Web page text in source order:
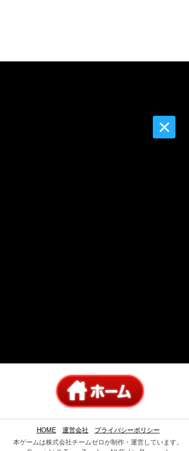
HOME 運営会社
プライバシーポリシー
本ゲームは株式会社チームゼロが制作・運営しています。